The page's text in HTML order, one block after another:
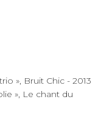
», Bruit Chic - 2013
», Le chant du